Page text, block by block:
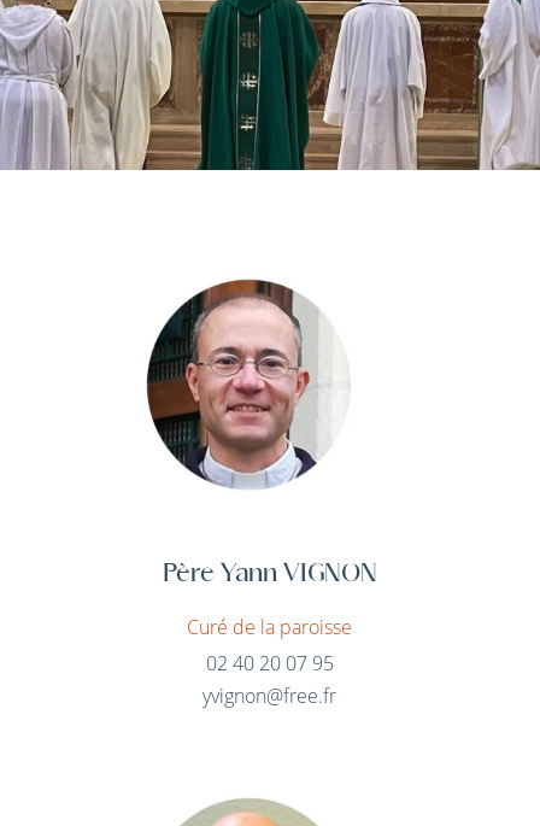
Père Yann VIGNON
Curé de la paroisse
02 40 20 07 95
yvignon@free.fr